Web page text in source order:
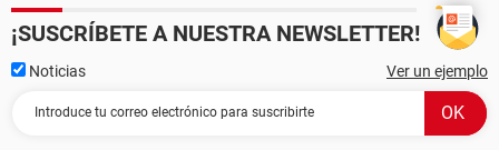
¡SUSCRÍBETE A NUESTRA NEWSLETTER!
Noticias Ver un ejemplo